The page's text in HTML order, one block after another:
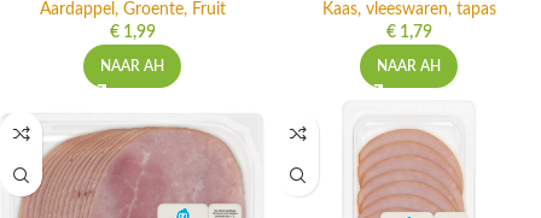
Aardappel, Groente, Fruit
€1,99
NAAR AH
Kaas, vleeswaren, tapas
€1,79
NAAR AH